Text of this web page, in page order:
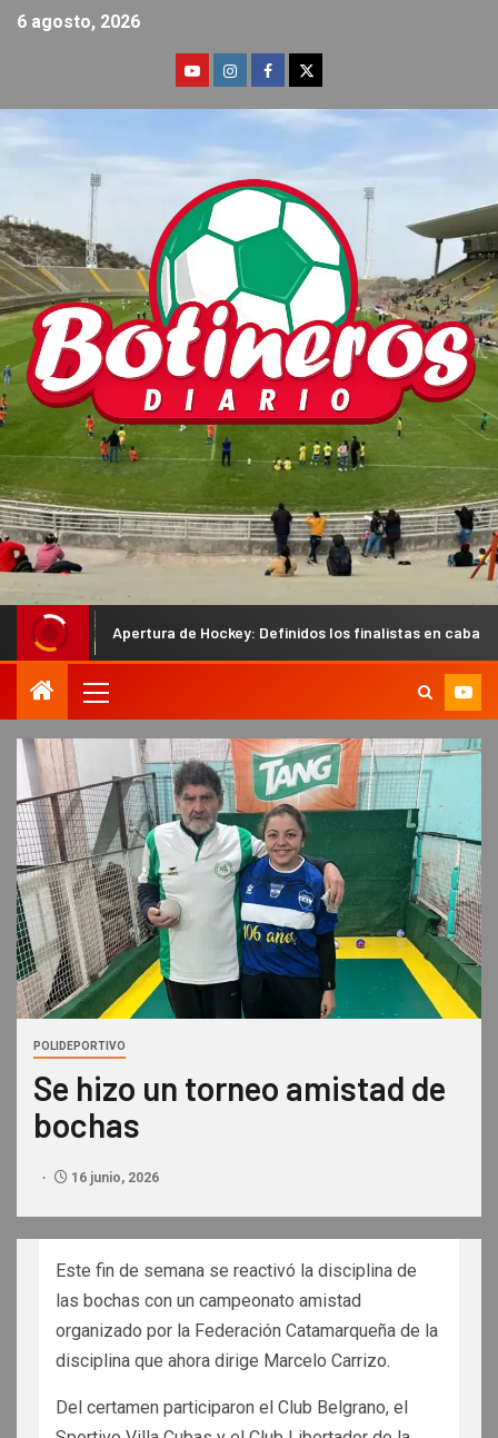
6 agosto, 2026
de Hockey: Definidos los finalistas en caballeros y los
POLIDEPORTIVO
Se hizo un torneo amistad de
bochas
16 junio, 2026
Este fin de semana se reactivó la disciplina de
las bochas con un campeonato amistad
organizado por la Federación Catamarqueña de la
disciplina que ahora dirige Marcelo Carrizo.
Del certamen participaron el Club Belgrano, el